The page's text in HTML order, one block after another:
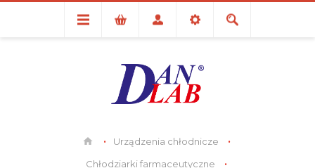
Urządzenia chłodnicze
Chłodziarki farmaceutyczne